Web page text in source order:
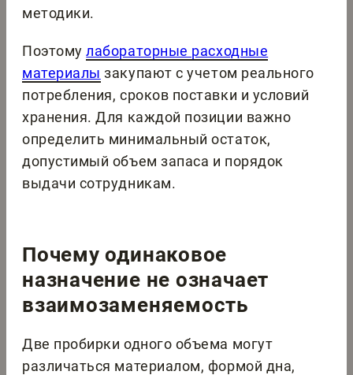
методики.
Поэтомулабораторные расходные
материалы закупают с учетом реального
потребления, сроков поставки и условий
хранения. Для каждой позиции важно
определить минимальный остаток,
допустимый объем запаса и порядок
выдачи сотрудникам.
Почему одинаковое
назначение не означает
взаимозаменяемость
Две пробирки одного объема могут
различаться материалом, формой дна,